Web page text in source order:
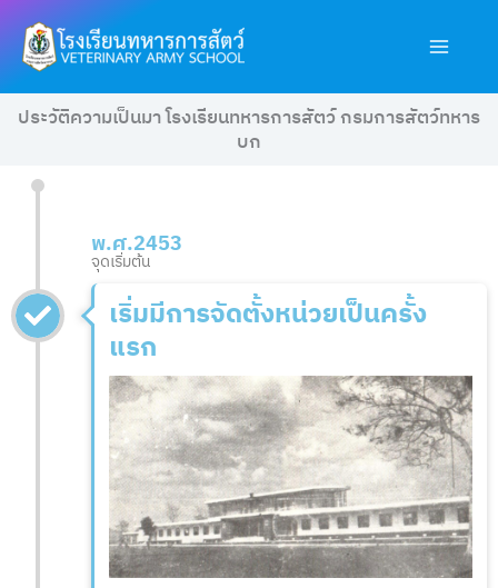
Skip
to
content
ประวัติความเป็นมา โรงเรียนทหารการสัตว์ กรมการสัตว์ทหาร
บก
พ.ศ.2453
จุดเริ่มต้น
เริ่มมีการจัดตั้งหน่วยเป็นครั้ง
แรก